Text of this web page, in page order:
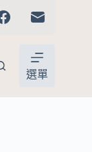
選單